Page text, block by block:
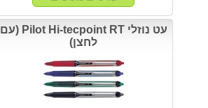
עט נוזלי Pilot Hi-tecpoint RT (עם
לחצן)